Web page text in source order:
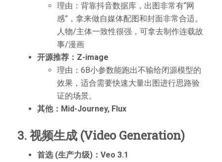
理由：背靠抖音数据库，出图非常有“网
感”，拿来做自媒体配图和封面非常合适。
人物/主体一致性很强，可拿去制作连载故
事/漫画
开源推荐：Z-image
理由：6B小参数能跑出不输给闭源模型的
效果，适合需要快速大量出图进行思路验
证的场景。
其他：Mid-Journey, Flux
3. 视频生成 (Video Generation)
首选 (生产力级)：Veo 3.1